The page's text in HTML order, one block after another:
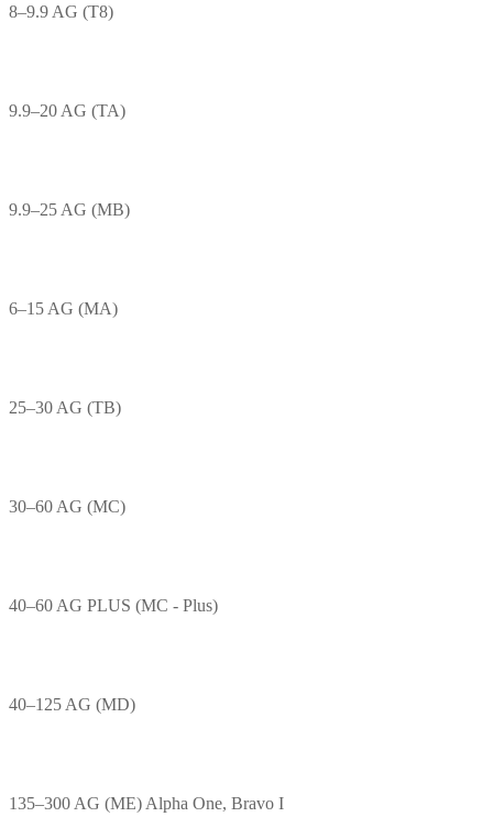
8–9.9 AG (T8)
9.9–20 AG (TA)
9.9–25 AG (MB)
6–15 AG (MA)
25–30 AG (TB)
30–60 AG (MC)
40–60 AG PLUS (MC - Plus)
40–125 AG (MD)
135–300 AG (ME) Alpha One, Bravo I